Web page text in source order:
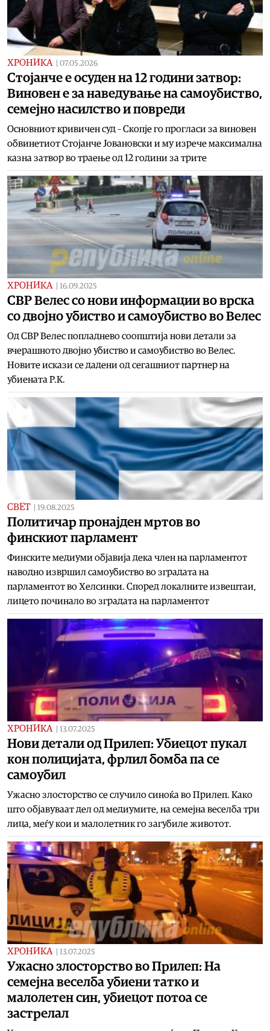
ХРОНИКА 07.05.2026
Стојанче е осуден на 12 години затвор:
Виновен е за наведување на самоубиство,
семејно насилство и повреди
Основниот кривичен суд – Скопје го прогласи за виновен
обвинетиот Стојанче Јовановски и му изрече максимална
казна затвор во траење од 12 години за трите
ХРОНИКА 16.09.2025
СВР Велес со нови информации во врска
со двојно убиство и самоубиство во Велес
Од СВР Велес попладнево соопштија нови детали за
вчерашното двојно убиство и самоубиство во Велес.
Новите искази се дадени од сегашниот партнер на
убиената Р.К.
СВЕТ 19.08.2025
Политичар пронајден мртов во
финскиот парламент
Финските медиуми објавија дека член на парламентот
наводно извршил самоубиство во зградата на
парламентот во Хелсинки. Според локалните извештаи,
лицето починало во зградата на парламентот
ХРОНИКА 13.07.2025
Нови детали од Прилеп: Убиецот пукал
кон полицијата, фрлил бомба па се
самоубил
Ужасно злосторство се случило синоќа во Прилеп. Како
што објавуваат дел од медиумите, на семејна веселба три
лица, меѓу кои и малолетник го загубиле животот.
ХРОНИКА 13.07.2025
Ужасно злосторство во Прилеп: На
семејна веселба убиени татко и
малолетен син, убиецот потоа се
застрелал